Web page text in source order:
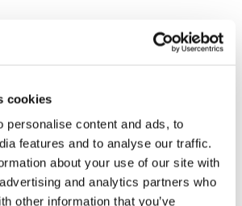
cookies
personalise content and ads, to
features and to analyse our traffic.
about your use of our site with
and analytics partners who
other information that you’ve
6500